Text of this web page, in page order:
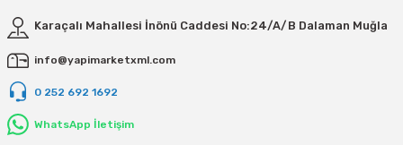
Karaçalı Mahallesi İnönü Caddesi No:24/A/B Dalaman Muğla
info@yapimarketxml.com
0 252 692 1692
WhatsApp İletişim